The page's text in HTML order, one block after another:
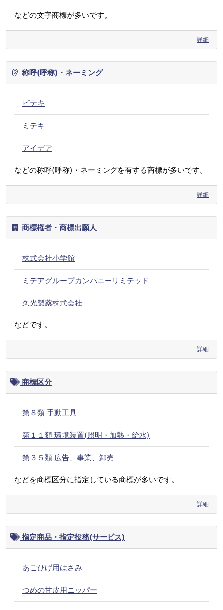
などの文字商標が多いです。
詳細
称呼(呼称)・ネーミング
ビテキ
ミテキ
アイデア
などの称呼(呼称)・ネーミングを有する商標が多いです。
詳細
商標権者・商標出願人
株式会社小学館
ミデアグループカンパニーリミテッド
久光製薬株式会社
などです。
詳細
商標区分
第８類 手動工具
第１１類 環境装置(照明・加熱・給水)
第３５類 広告、事業、卸売
などを商標区分に指定している商標が多いです。
詳細
指定商品・指定役務(サービス)
あごひげ用はさみ
つめの甘皮用ニッパー